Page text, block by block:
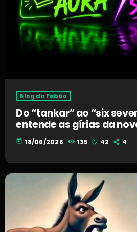
Blog do Fabão
Do “tankar” ao “six
entende as gírias da
today 18/06/2026 135 42 4